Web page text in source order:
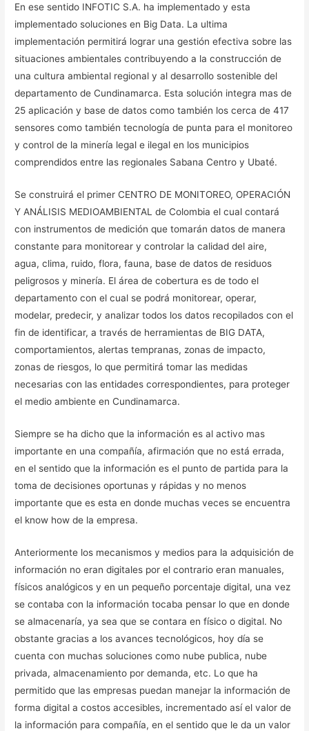
En ese sentido INFOTIC S.A. ha implementado y esta
implementado soluciones en Big Data. La ultima
implementación permitirá lograr una gestión efectiva sobre las
situaciones ambientales contribuyendo a la construcción de
una cultura ambiental regional y al desarrollo sostenible del
departamento de Cundinamarca. Esta solución integra mas de
25 aplicación y base de datos como también los cerca de 417
sensores como también tecnología de punta para el monitoreo
y control de la minería legal e ilegal en los municipios
comprendidos entre las regionales Sabana Centro y Ubaté.
Se construirá el primer CENTRO DE MONITOREO, OPERACIÓN
Y ANÁLISIS MEDIOAMBIENTAL de Colombia el cual contará
con instrumentos de medición que tomarán datos de manera
constante para monitorear y controlar la calidad del aire,
agua, clima, ruido, flora, fauna, base de datos de residuos
peligrosos y minería. El área de cobertura es de todo el
departamento con el cual se podrá monitorear, operar,
modelar, predecir, y analizar todos los datos recopilados con el
fin de identificar, a través de herramientas de BIG DATA,
comportamientos, alertas tempranas, zonas de impacto,
zonas de riesgos, lo que permitirá tomar las medidas
necesarias con las entidades correspondientes, para proteger
el medio ambiente en Cundinamarca.
Siempre se ha dicho que la información es al activo mas
importante en una compañía, afirmación que no está errada,
en el sentido que la información es el punto de partida para la
toma de decisiones oportunas y rápidas y no menos
importante que es esta en donde muchas veces se encuentra
el know how de la empresa.
Anteriormente los mecanismos y medios para la adquisición de
información no eran digitales por el contrario eran manuales,
físicos analógicos y en un pequeño porcentaje digital, una vez
se contaba con la información tocaba pensar lo que en donde
se almacenaría, ya sea que se contara en físico o digital. No
obstante gracias a los avances tecnológicos, hoy día se
cuenta con muchas soluciones como nube publica, nube
privada, almacenamiento por demanda, etc. Lo que ha
permitido que las empresas puedan manejar la información de
forma digital a costos accesibles, incrementado así el valor de
la información para compañía, en el sentido que le da un valor